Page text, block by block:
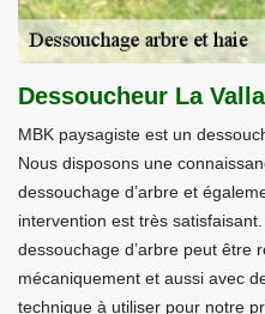
Dessoucheur La Valla
MBK paysagiste est un
Nous disposons une
dessouchage d’arbre et
intervention est très
dessouchage d’arbre peut être
mécaniquement et aussi avec
technique à utiliser pour notre